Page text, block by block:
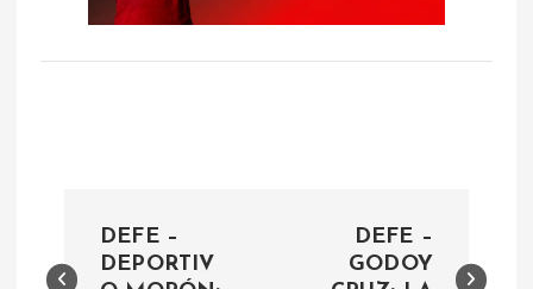
a
DEFE –
DEPORTIV
DEFE –
GODOY